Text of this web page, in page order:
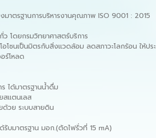
มาตรฐานการบริหารงานคุณภาพ ISO 9001 : 2015
โดยกรมวิทยาศาสตร์บริการ
อโซนเป็นมิตรกับสิ่งแวดล้อม ลดสภาวะโลกร้อน ให้ป
ร์โหลด
ได้มาตรฐานน้ําดื่ม
สแตนเลส
วย ระบบสายดิน
บมาตรฐาน มอก.(ตัดไฟรั่วที่ 15 mA)